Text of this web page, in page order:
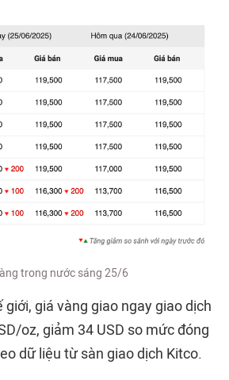
trong nước sáng 25/6
giá vàng giao ngay giao dịch
oz, giảm 34 USD so mức đóng
dữ liệu từ sàn giao dịch Kitco.